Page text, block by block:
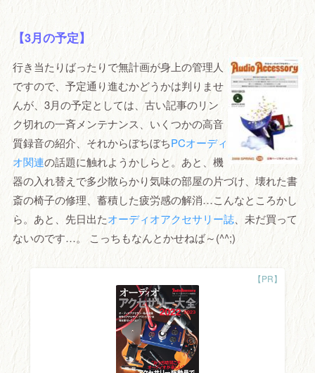
【3月の予定】
行き当たりばったりで無計画が身上の管理人
ですので、予定通り進むかどうかは判りませ
んが、3月の予定としては、古い記事のリン
ク切れの一斉メンテナンス、いくつかの高音
質録音の紹介、それからぼちぼちPCオーディ
オ関連の話題に触れようかしらと。あと、機
器の入れ替えで多少散らかり気味の部屋の片づけ、壊れた書
斎の椅子の修理、蓄積した疲労感の解消…こんなところかし
ら。あと、先日出たオーディオアクセサリー誌、未だ買って
ないのです…。 こっちもなんとかせねば～(^^;)